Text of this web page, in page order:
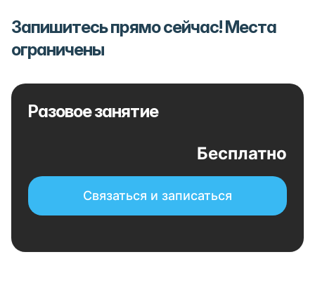
Запишитесь прямо сейчас! Места
ограничены
Разовое занятие
Бесплатно
Связаться и записаться